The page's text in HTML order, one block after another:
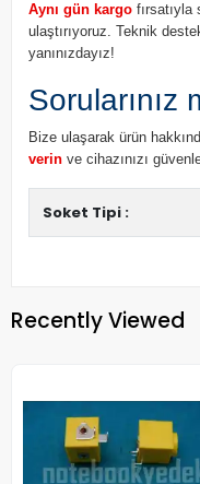
Aynı gün kargo fırsatıyla
ulaştırıyoruz. Teknik
yanınızdayız!
Sorularınız
Bize ulaşarak ürün
verin ve cihazınızı
Soket Tipi :
Recently Viewed